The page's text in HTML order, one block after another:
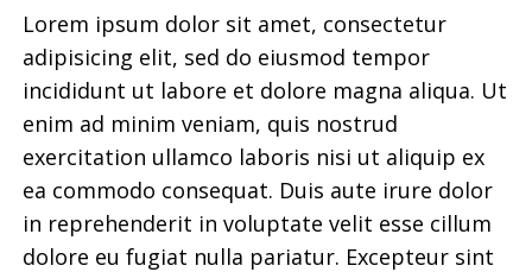
Lorem ipsum dolor sit amet, consectetur
adipisicing elit, sed do eiusmod tempor
incididunt ut labore et dolore magna aliqua. Ut
enim ad minim veniam, quis nostrud
exercitation ullamco laboris nisi ut aliquip ex
ea commodo consequat. Duis aute irure dolor
in reprehenderit in voluptate velit esse cillum
dolore eu fugiat nulla pariatur. Excepteur sint